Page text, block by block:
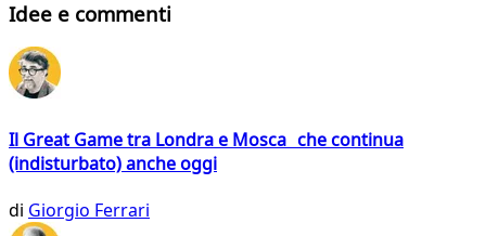
Idee e commenti
Il Great Game tra Londra e Mosca che continua
(indisturbato) anche oggi
di Giorgio Ferrari